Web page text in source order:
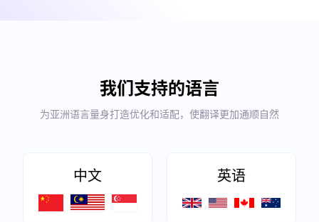
我们支持的语言
为亚洲语言量身打造优化和适配，使翻译更加通顺自然
中文 英语